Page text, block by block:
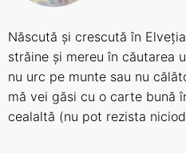
Născută și crescută în
străine și mereu în căutarea
nu urc pe munte sau nu
mă vei găsi cu o carte bună
cealaltă (nu pot rezista